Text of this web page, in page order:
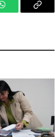
WhatsAppCopy